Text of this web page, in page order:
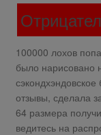
100000 лохов
было нарисовано
отзывы, сделала
64 размера
ведитесь на